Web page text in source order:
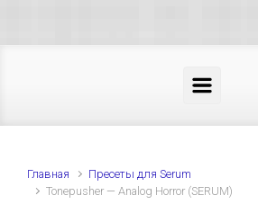
Главная
Пресеты для Serum
Tonepusher — Analog Horror (SERUM)